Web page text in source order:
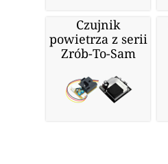
Czujnik
powietrza z serii
Zrób-To-Sam